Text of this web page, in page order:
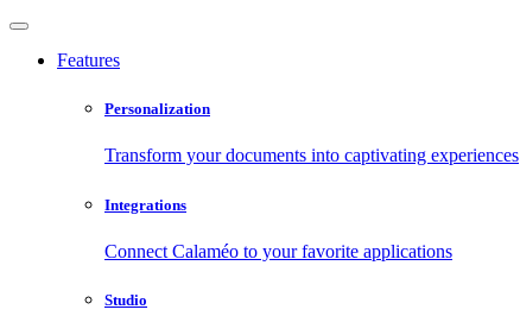
Features
Personalization
Transform your documents into captivating experiences
Integrations
Connect Calaméo to your favorite applications
Studio